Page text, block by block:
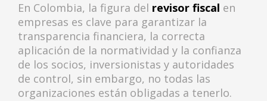
En Colombia, la figura del revisor fiscal en
empresas es clave para garantizar la
transparencia financiera, la correcta
aplicación de la normatividad y la confianza
de los socios, inversionistas y autoridades
de control, sin embargo, no todas las
organizaciones están obligadas a tenerlo.